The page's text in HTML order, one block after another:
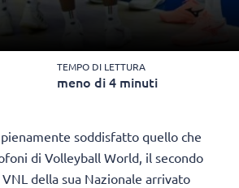
TEMPO DI LETTURA
meno di 4 minuti
pienamente soddisfatto quello che
di Volleyball World, il secondo
della sua Nazionale arrivato